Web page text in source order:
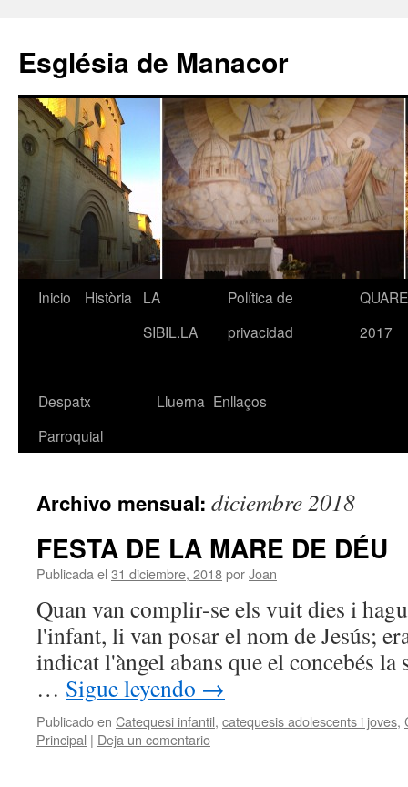
contenido
Església de Manacor
Inicio Història
LA
SIBIL.LA
Política de
privacidad
2017
Despatx
Parroquial
Lluerna Enllaços
Archivo mensual: diciembre 2018
FESTA DE LA MARE DE DÉU
Publicada el 31 diciembre, 2018porJoan
Quan van complir-se els vuit dies i
l'infant, li van posar el nom de Jesús;
indicat l'àngel abans que el
… Sigue leyendo →
Publicado en Catequesi infantil, catequesis adolescents i joves,
Principal | Deja un comentario